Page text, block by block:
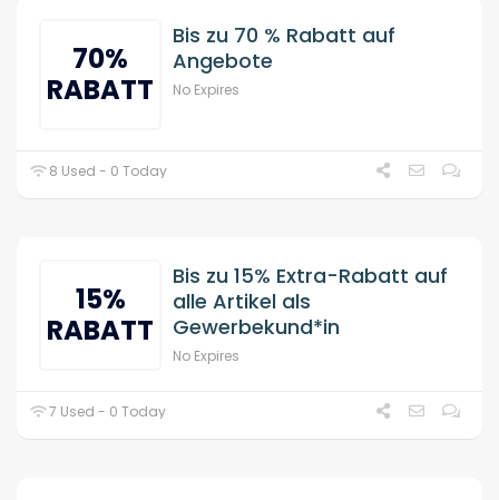
70%
RABATT
Bis zu 70 % Rabatt auf
Angebote
No Expires
8 Used - 0 Today
15%
RABATT
Bis zu 15% Extra-Rabatt auf
alle Artikel als
Gewerbekund*in
No Expires
7 Used - 0 Today